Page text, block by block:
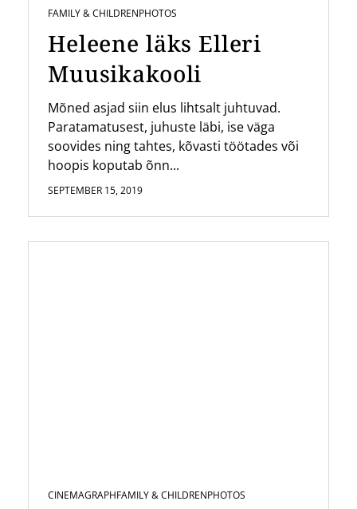
FAMILY & CHILDRENPHOTOS
Heleene läks Elleri
Muusikakooli
Mõned asjad siin elus lihtsalt juhtuvad.
Paratamatusest, juhuste läbi, ise väga
soovides ning tahtes, kõvasti töötades või
hoopis koputab õnn...
SEPTEMBER 15, 2019
CINEMAGRAPHFAMILY & CHILDRENPHOTOS